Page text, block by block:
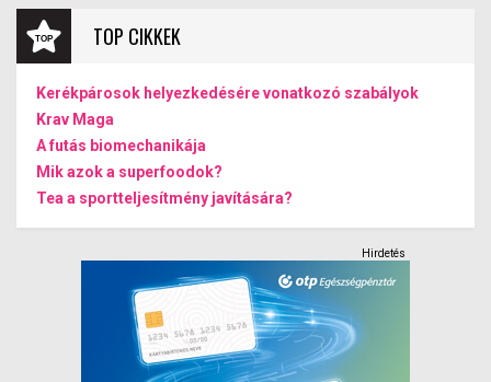
TOP CIKKEK
Kerékpárosok helyezkedésére vonatkozó szabályok
Krav Maga
A futás biomechanikája
Mik azok a superfoodok?
Tea a sportteljesítmény javítására?
Hirdetés